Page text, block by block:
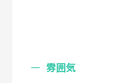
雰囲気